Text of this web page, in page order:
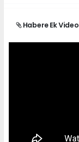
Habere Ek Video